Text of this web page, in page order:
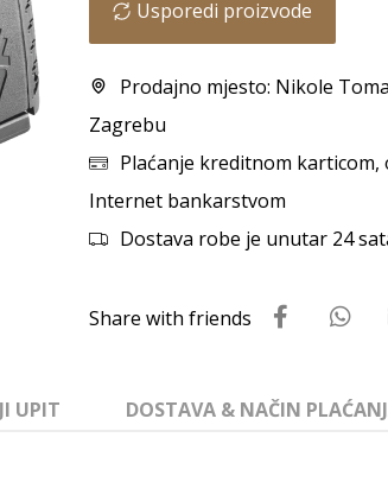
Usporedi proizvode
Prodajno mjesto: Nikole
Zagrebu
Plaćanje kreditnom
Internet bankarstvom
Dostava robe je unutar 24
UPIT DOSTAVA & NAČIN